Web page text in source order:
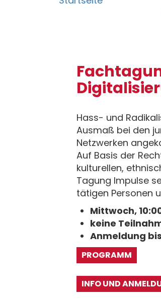
Hass- und
Ausmaß bei den
Netzwerken
Auf Basis der
kulturellen,
Tagung Impulse
tätigen Personen
Mittwoch,
keine
Anmeldung
PROGRAMM
INFO UND